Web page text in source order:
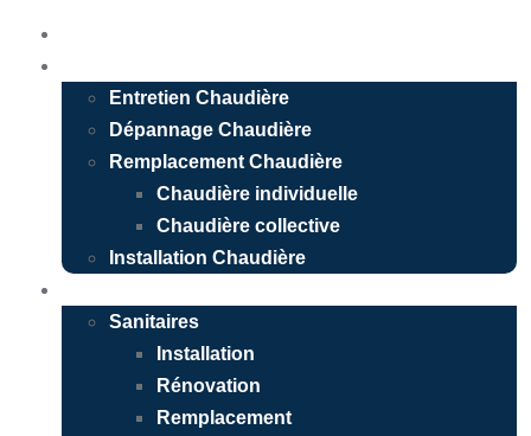
Entretien Chaudière
Dépannage Chaudière
Remplacement Chaudière
Chaudière individuelle
Chaudière collective
Installation Chaudière
Sanitaires
Installation
Rénovation
Remplacement